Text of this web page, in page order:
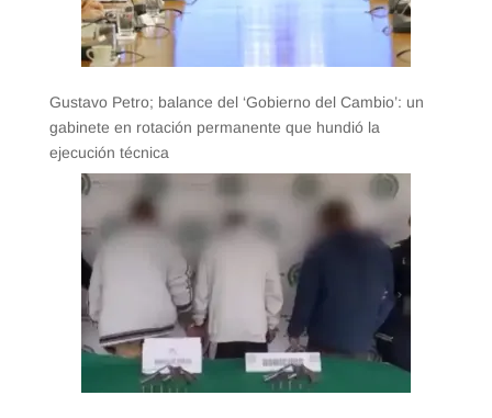
Gustavo Petro; balance del ‘Gobierno del Cambio’: un
gabinete en rotación permanente que hundió la
ejecución técnica